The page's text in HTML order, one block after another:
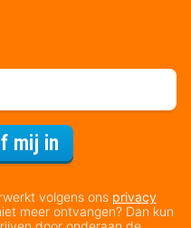
mij in
volgens ons privacy
meer ontvangen? Dan kun